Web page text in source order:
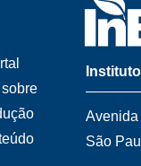
Avenida
São